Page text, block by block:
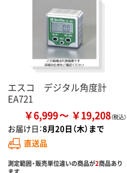
エスコ デジタル角度計
EA721
￥6,999 ￥19,208
お届け日：8月20日（木）まで
直送品
測定範囲・販売単位違いの商品が2商品あり